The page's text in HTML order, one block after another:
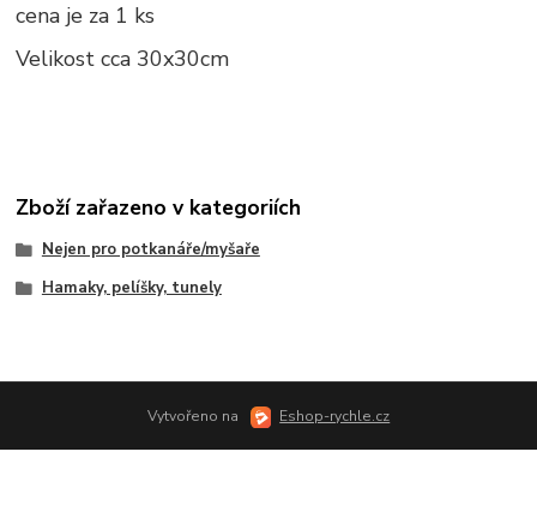
cena je za 1 ks
Velikost cca 30x30cm
Zboží zařazeno v kategoriích
Nejen pro potkanáře/myšaře
Hamaky, pelíšky, tunely
Vytvořeno na Eshop-rychle.cz